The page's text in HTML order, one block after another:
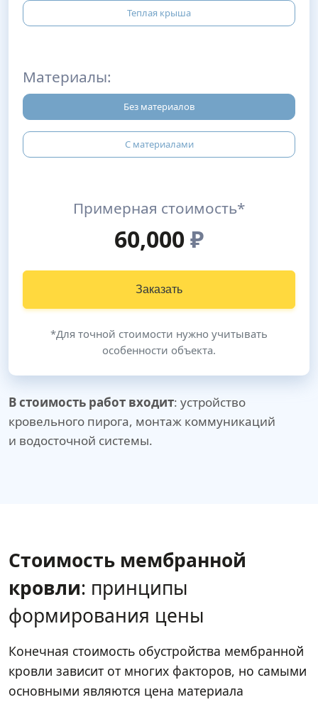
Теплая крыша
Материалы:
Без материалов
С материалами
Примерная стоимость*
60,000₽
Заказать
*Для точной стоимости нужно учитывать
особенности объекта.
В стоимость работ входит: устройство
кровельного пирога, монтаж коммуникаций
и водосточной системы.
Стоимость мембранной
кровли: принципы
формирования цены
Конечная стоимость обустройства мембранной
кровли зависит от многих факторов, но самыми
основными являются цена материала